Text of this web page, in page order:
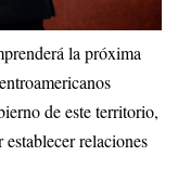
la próxima
de este territorio,
relaciones